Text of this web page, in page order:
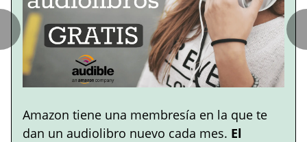
Amazon tiene una membresía en la que te
dan un audiolibro nuevo cada mes. El